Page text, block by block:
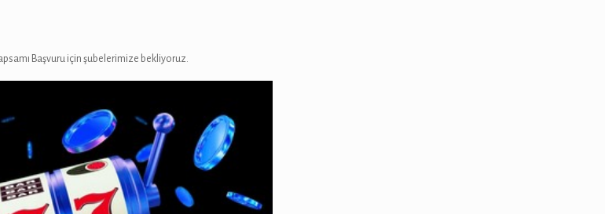
Başvuru için şubelerimize bekliyoruz.